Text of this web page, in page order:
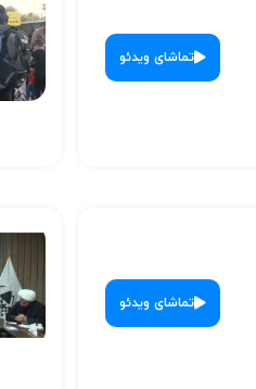
تماشای ویدئو
تماشای ویدئو